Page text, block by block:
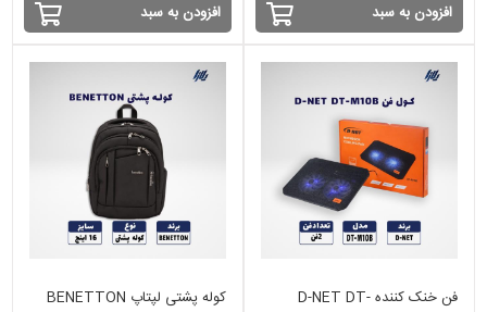
افزودن به سبد افزودن به سبد
فن خنک کننده D-NET DT-
کوله پشتی لپتاپ BENETTON